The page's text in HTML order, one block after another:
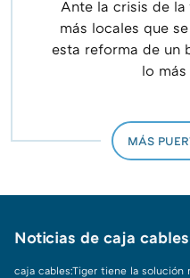
Ante la crisis de la
más locales que
esta reforma de un
lo
MÁS
Noticias de caja
caja cables:Tiger tiene la